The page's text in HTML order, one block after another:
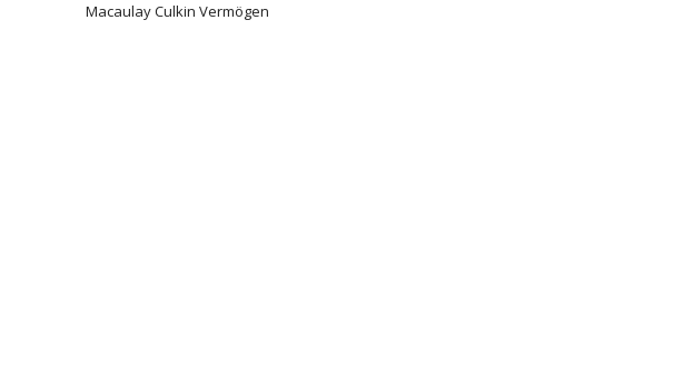
Macaulay Culkin Vermögen